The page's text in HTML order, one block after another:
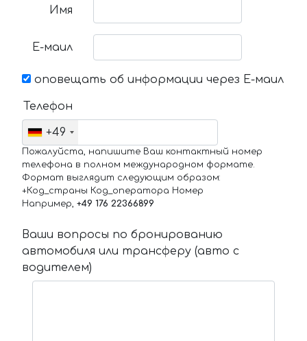
Имя
Е-маил
оповещать об информации через Е-маил
Телефон
+49
Пожалуйста, напишите Ваш контактный номер
телефона в полном международном формате.
Формат выглядит следующим образом:
+Код_страны Код_оператора Номер
Например, +49 176 22366899
Ваши вопросы по бронированию
автомобиля или трансферу (авто с
водителем)